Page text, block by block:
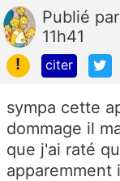
Publié par
11h41
!
citer
sympa cette
dommage il
que j'ai raté
apparemment